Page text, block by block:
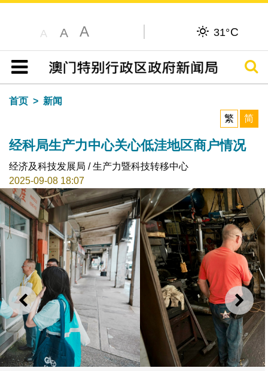
A A A 31°C
目录
搜寻
首页
新闻
繁
简
经科局生产力中心关心低洼地区商户情况
经济及科技发展局 / 生产力暨科技转移中心
2025-09-08 18:07
上一则 下一